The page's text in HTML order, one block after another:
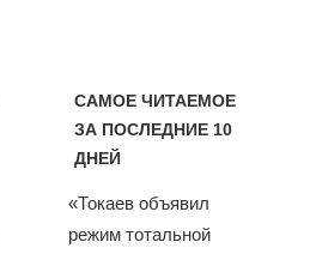
САМОЕ ЧИТАЕМОЕ
ЗА ПОСЛЕДНИЕ 10
ДНЕЙ
«Токаев объявил
режим тотальной